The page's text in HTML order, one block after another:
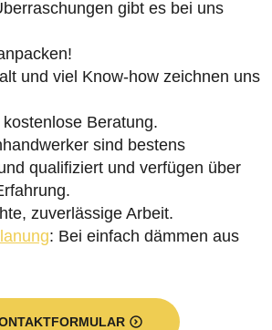
gibt es bei uns
und viel Know-how zeichnen uns
Beratung.
sind bestens
qualifiziert und verfügen über
zuverlässige Arbeit.
: Bei einfach dämmen aus